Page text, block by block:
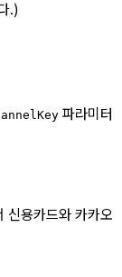
.)
파라미터
신용카드와 카카오